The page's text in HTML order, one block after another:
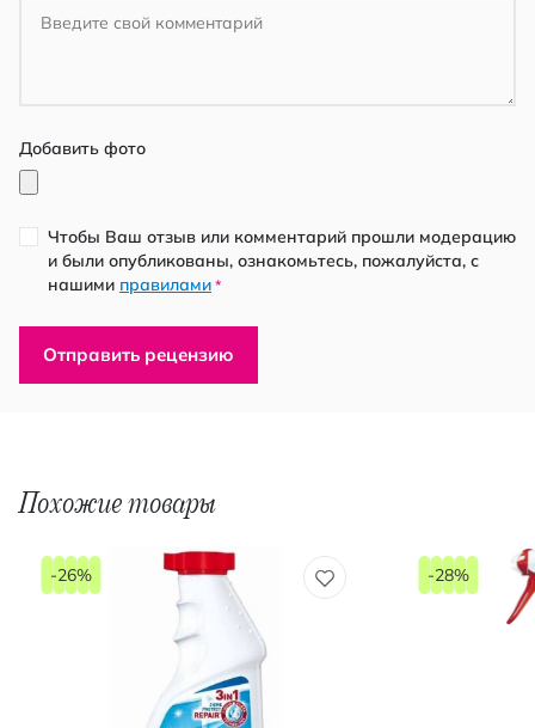
Добавить фото
Чтобы Ваш отзыв или комментарий прошли модерацию
и были опубликованы, ознакомьтесь, пожалуйста, с
нашими правилами *
Отправить рецензию
Похожие товары
-26% -28%